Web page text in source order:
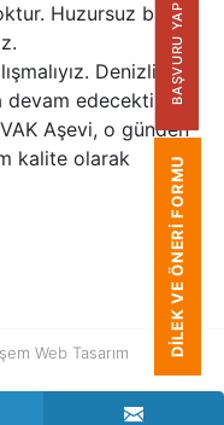
DILEK VE ÖNERI FORMU
BAŞVURU YAP
Huzursuz bir
Denizli bu
edecektir.”
Aşevi, o günden
kalite olarak
Web Tasarım